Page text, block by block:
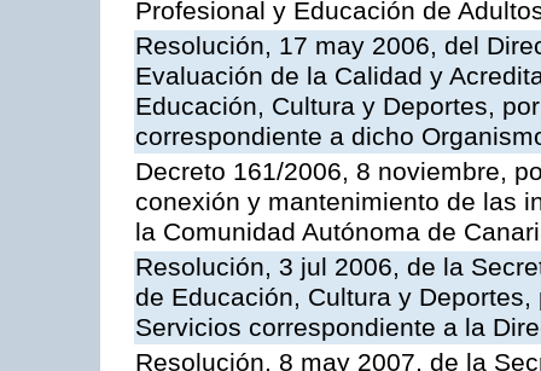
Profesional y Educación de
Resolución, 17 may 2006, del
Evaluación de la Calidad y
Educación, Cultura y Deportes,
correspondiente a dicho
Decreto 161/2006, 8 noviembre,
conexión y mantenimiento de las
la Comunidad Autónoma de
Resolución, 3 jul 2006, de la
de Educación, Cultura y
Servicios correspondiente a la
Resolución, 8 may 2007, de la